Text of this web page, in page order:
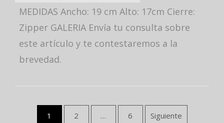
MEDIDAS Ancho: 19 cm Alto: 17cm Cierre:
Zipper GALERIA Envía tu consulta sobre
este artículo y te contestaremos a la
brevedad.
1 2 … 6 Siguiente